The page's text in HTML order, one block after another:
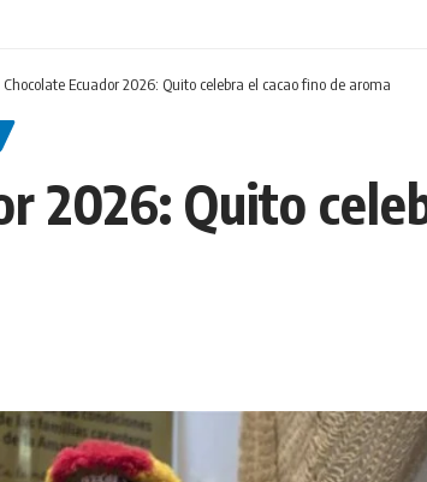
Chocolate Ecuador 2026: Quito celebra el cacao fino de aroma
2026: Quito